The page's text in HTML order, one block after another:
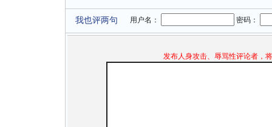
我也评两句 用户名： 密码：
发布人身攻击、辱骂性评论者，